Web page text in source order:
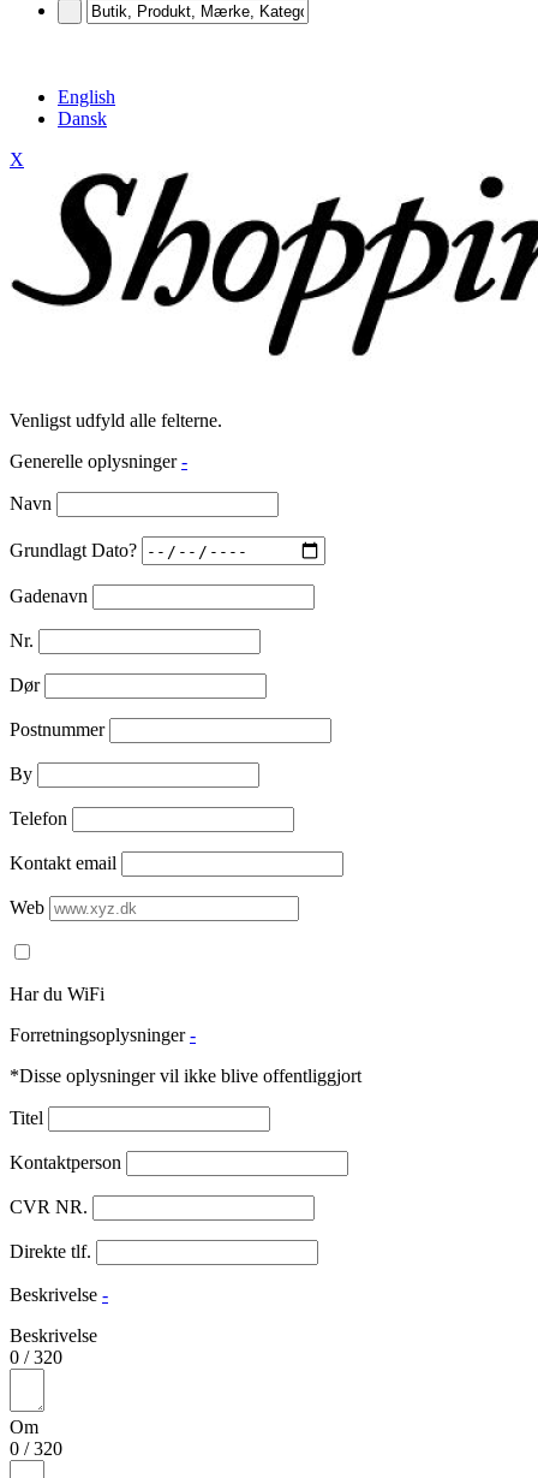
English
Dansk
X
Venligst udfyld alle felterne.
Generelle oplysninger -
Navn
Grundlagt Dato?
Gadenavn
Nr.
Dør
Postnummer
By
Telefon
Kontakt email
Web
Har du WiFi
Forretningsoplysninger -
*Disse oplysninger vil ikke blive offentliggjort
Titel
Kontaktperson
CVR NR.
Direkte tlf.
Beskrivelse -
Beskrivelse
0 /320
Om
0 /320